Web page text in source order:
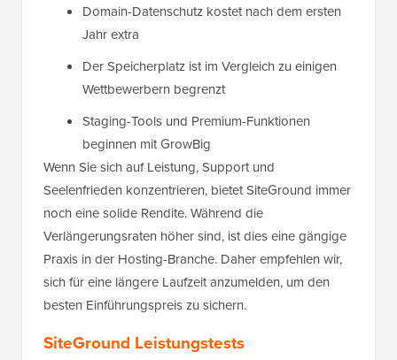
Domain-Datenschutz kostet nach dem ersten
Jahr extra
Der Speicherplatz ist im Vergleich zu einigen
Wettbewerbern begrenzt
Staging-Tools und Premium-Funktionen
beginnen mit GrowBig
Wenn Sie sich auf Leistung, Support und
Seelenfrieden konzentrieren, bietet SiteGround immer
noch eine solide Rendite. Während die
Verlängerungsraten höher sind, ist dies eine gängige
Praxis in der Hosting-Branche. Daher empfehlen wir,
sich für eine längere Laufzeit anzumelden, um den
besten Einführungspreis zu sichern.
SiteGround Leistungstests